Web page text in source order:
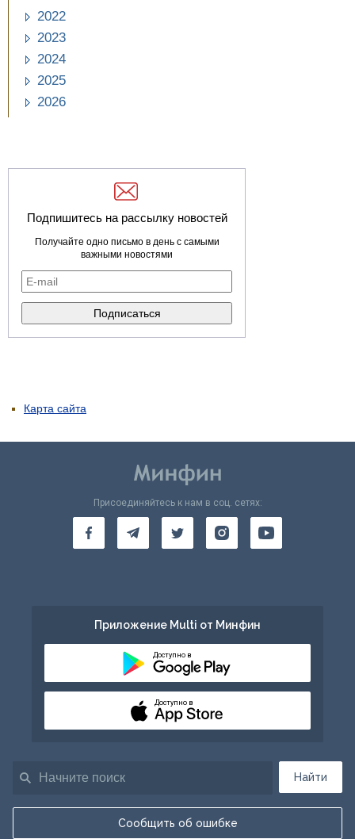
2022
2023
2024
2025
2026
Подпишитесь на рассылку новостей
Получайте одно письмо в день с самыми
важными новостями
Карта сайта
Найти
Сообщить об ошибке
Присоединяйтесь к нам в соц. сетях:
Приложение Multi от Минфин
Доступно в
Доступно в